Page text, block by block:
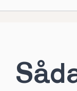
af 9 for at finde den
du?